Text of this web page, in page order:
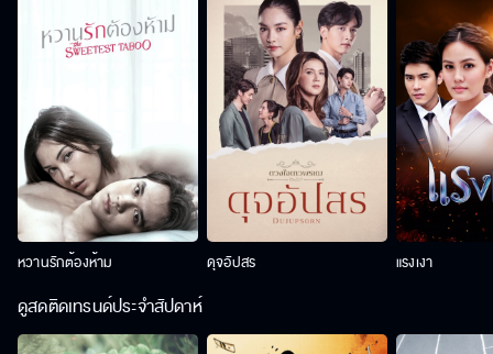
หวานรักต้องห้าม ดุจอัปสร แรงเงา
ดูสดติดเทรนด์ประจำสัปดาห์